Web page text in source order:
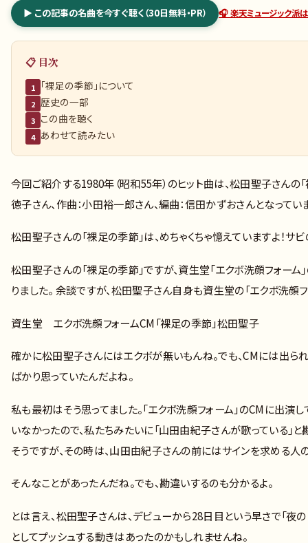
▶ この記事の名曲を今すぐ聴く（30日無料・PR） 🎧 楽天ミュージック派は
📋 目次
1 「裸足の季節」について
2 歴史の一部
3 この曲を聴く
4 あわせて読みたい
今回ご紹介する1980年（昭和55年）のヒット曲は、松田聖子さんの
徳子さん、作曲：小田裕一郎さん、編曲：信田かずおさんとなってい
松田聖子さんの「裸足の季節」は、めちゃくちゃ憶えていますよ！
松田聖子さんの「裸足の季節」ですが、資生堂「エクボ洗顔フォー
りました。 余談ですが、松田聖子さん自身も資生堂の「エクボ洗
資生堂 エクボ洗顔フォームCM「裸足の季節」松田聖子
確かに松田聖子さんにはエクボが無いもんね。でも、CMには出ら
ばかり思っていたんだよね。
私も最初はそう思ってました。「エクボ洗顔フォーム」のCMに出演
いなかったので、私たちみたいに「山田由紀子さんが歌っている」
そうですが、その時は、山田由紀子さんの前にはサインを求める
そんなことがあったんだね。でも、勘違いするのも分かるよ。
とは言え、松田聖子さんは、デビューから28日目という早さで「
としてプッシュする動きはあったのかもしれませんね。